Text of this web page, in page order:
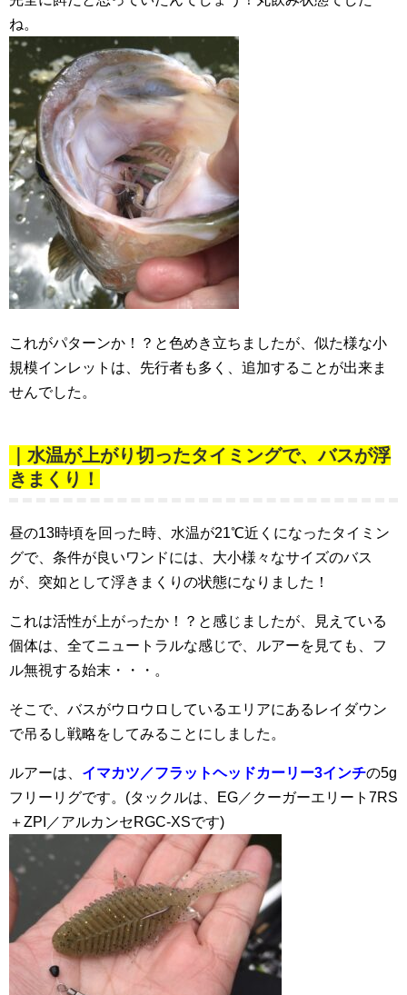
ね。
これがパターンか！？と色めき立ちましたが、似た様な小
規模インレットは、先行者も多く、追加することが出来ま
せんでした。
｜水温が上がり切ったタイミングで、バスが浮
きまくり！
昼の13時頃を回った時、水温が21℃近くになったタイミン
グで、条件が良いワンドには、大小様々なサイズのバス
が、突如として浮きまくりの状態になりました！
これは活性が上がったか！？と感じましたが、見えている
個体は、全てニュートラルな感じで、ルアーを見ても、フ
ル無視する始末・・・。
そこで、バスがウロウロしているエリアにあるレイダウン
で吊るし戦略をしてみることにしました。
ルアーは、 イマカツ／フラットヘッドカーリー3インチの5g
フリーリグです。(タックルは、EG／クーガーエリート7RS
＋ZPI／アルカンセRGC-XSです)